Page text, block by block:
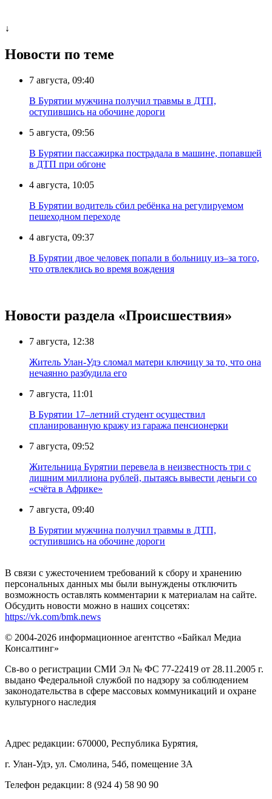
↓
Новости по теме
7 августа, 09:40
В Бурятии мужчина получил травмы в ДТП,
оступившись на обочине дороги
5 августа, 09:56
В Бурятии пассажирка пострадала в машине, попавшей
в ДТП при обгоне
4 августа, 10:05
В Бурятии водитель сбил ребёнка на регулируемом
пешеходном переходе
4 августа, 09:37
В Бурятии двое человек попали в больницу из–за того,
что отвлеклись во время вождения
Новости раздела «Происшествия»
7 августа, 12:38
Житель Улан-Удэ сломал матери ключицу за то, что она
нечаянно разбудила его
7 августа, 11:01
В Бурятии 17–летний студент осуществил
спланированную кражу из гаража пенсионерки
7 августа, 09:52
Жительница Бурятии перевела в неизвестность три с
лишним миллиона рублей, пытаясь вывести деньги со
«счёта в Африке»
7 августа, 09:40
В Бурятии мужчина получил травмы в ДТП,
оступившись на обочине дороги
В связи с ужесточением требований к сбору и хранению
персональных данных мы были вынуждены отключить
возможность оставлять комментарии к материалам на сайте.
Обсудить новости можно в наших соцсетях:
https://vk.com/bmk.news
© 2004-2026 информационное агентство «Байкал Медиа
Консалтинг»
Св-во о регистрации СМИ Эл № ФС 77-22419 от 28.11.2005 г.
выдано Федеральной службой по надзору за соблюдением
законодательства в сфере массовых коммуникаций и охране
культурного наследия
Адрес редакции: 670000, Республика Бурятия,
г. Улан-Удэ, ул. Смолина, 54б, помещение 3А
Телефон редакции: ‎‎8 (924 4) 58 90 90